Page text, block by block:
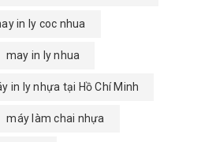
in ly coc nhua
may in ly nhua
in ly nhựa tại Hồ Chí Minh
máy làm chai nhựa